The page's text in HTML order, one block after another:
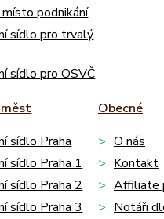
podnikání
sídlo pro trvalý
sídlo pro OSVČ
sídlo Praha
sídlo Praha 1
sídlo Praha 2
sídlo Praha 3
Obecné
O nás
Kontakt
Affiliate
Notáři